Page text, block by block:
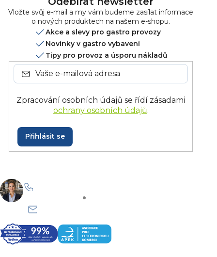
Vložte svůj e-mail a my vám budeme zasílat informace
o nových produktech na našem e-shopu.
Akce a slevy pro gastro provozy
Novinky v gastro vybavení
Tipy pro provoz a úsporu nákladů
Zpracování osobních údajů se řídí zásadami
ochrany osobních údajů.
Přihlásit se